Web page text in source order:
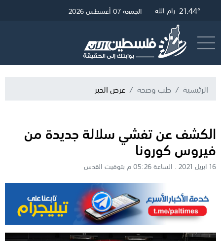
27.25° غزة 21.68° القدس 21.44° رام الله الجمعة 07 أغسطس 2026
الرئيسية طب وصحة عرض الخبر
الكشف عن تفشي سلالة جديدة من
فيروس كورونا
16 ابريل 2021 . الساعة 05:26 م بتوقيت القدس